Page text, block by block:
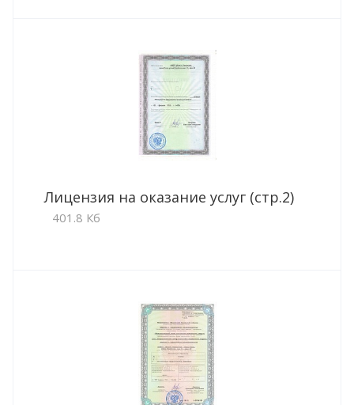
Лицензия на оказание услуг (стр.2)
401.8 Кб